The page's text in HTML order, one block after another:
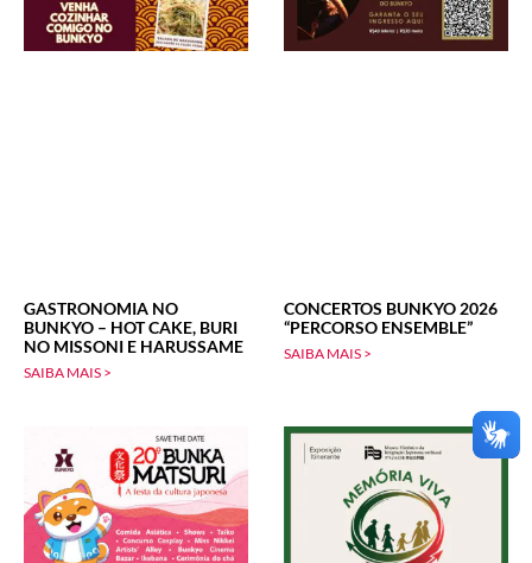
GASTRONOMIA NO
BUNKYO – HOT CAKE, BURI
NO MISSONI E HARUSSAME
SAIBA MAIS >
CONCERTOS BUNKYO 2026
“PERCORSO ENSEMBLE”
SAIBA MAIS >